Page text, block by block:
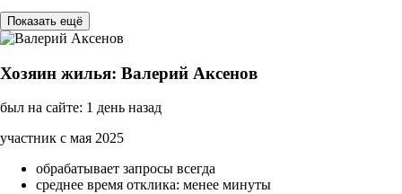
Показать ещё
Хозяин жилья: Валерий Аксенов
был на сайте: 1 день назад
участник с мая 2025
обрабатывает запросы всегда
среднее время отклика: менее минуты